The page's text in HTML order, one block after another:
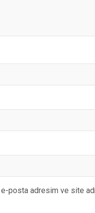
e-posta adresim ve site